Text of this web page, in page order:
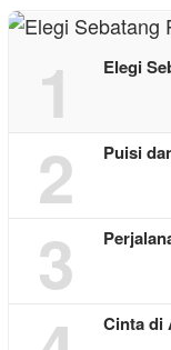
1 Elegi
2 Puisi
3
Cinta di